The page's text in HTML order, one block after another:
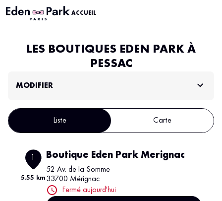
ACCUEIL
LES BOUTIQUES EDEN PARK À
PESSAC
MODIFIER
Liste Carte
5.55 km
Boutique Eden Park Merignac
52 Av. de la Somme
33700 Mérignac
Fermé aujourd'hui